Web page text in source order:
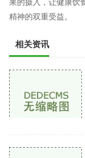
果的摄入，让健康饮
精神的双重受益。
相关资讯